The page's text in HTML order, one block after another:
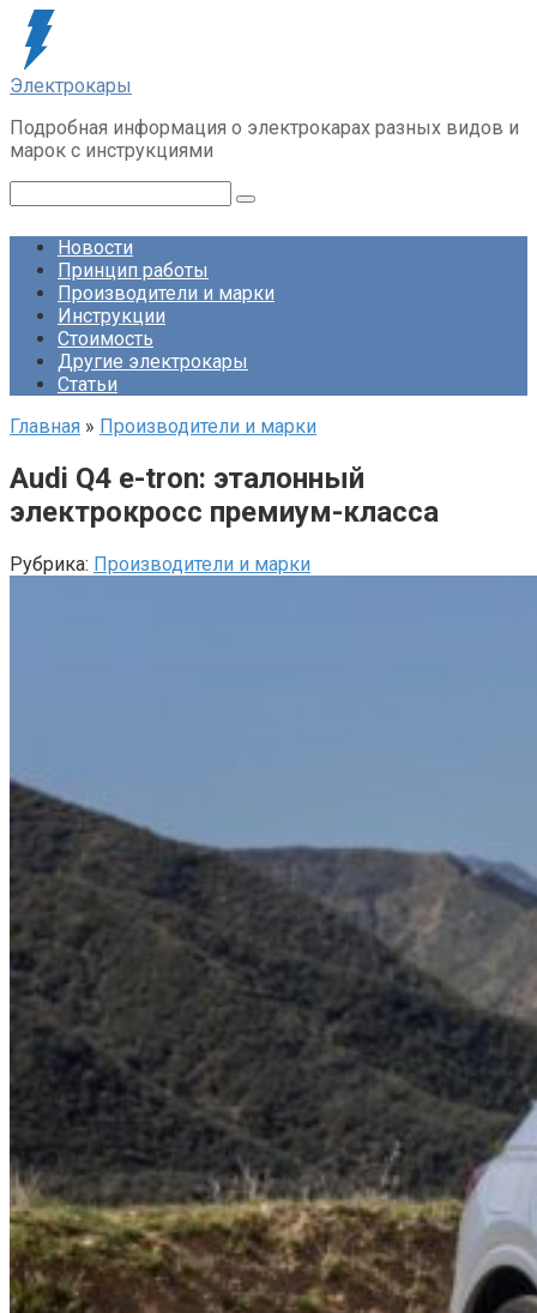
Перейти
контенту
Электрокары
Подробная информация о электрокарах разных видов и
марок с инструкциями
Новости
Принцип работы
Производители и марки
Инструкции
Стоимость
Другие электрокары
Статьи
Главная » Производители и марки
Audi Q4 e-tron: эталонный
электрокросс премиум-класса
Рубрика: Производители и марки